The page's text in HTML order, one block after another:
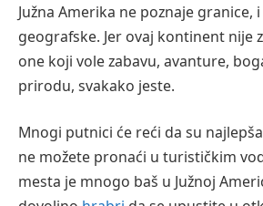
Južna Amerika ne poznaje granice,
geografske. Jer ovaj kontinent nije
one koji vole zabavu, avanture,
prirodu, svakako jeste.
Mnogi putnici će reći da su
ne možete pronaći u turističkim
mesta je mnogo baš u Južnoj